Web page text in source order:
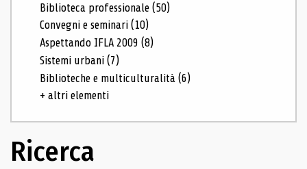
Biblioteca professionale(50)
Convegni e seminari(10)
Aspettando IFLA 2009(8)
Sistemi urbani(7)
Biblioteche e multiculturalità(6)
+ altri elementi
Ricerca